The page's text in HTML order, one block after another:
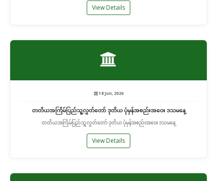
View Details
18 Jun, 2026
တတိယအကြိမ်ပြည်သူ့လွှတ်တော် ဒုတိယ ပုံမှန်အစည်းအဝေး ဒသမနေ့
တတိယအကြိမ်ပြည်သူ့လွှတ်တော် ဒုတိယ ပုံမှန်အစည်းအဝေး ဒသမနေ့
View Details